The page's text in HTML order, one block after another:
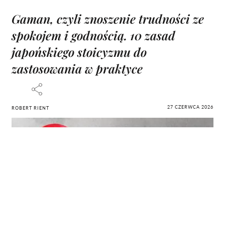
Gaman, czyli znoszenie trudności ze
spokojem i godnością. 10 zasad
japońskiego stoicyzmu do
zastosowania w praktyce
ROBERT RIENT 27 CZERWCA 2026